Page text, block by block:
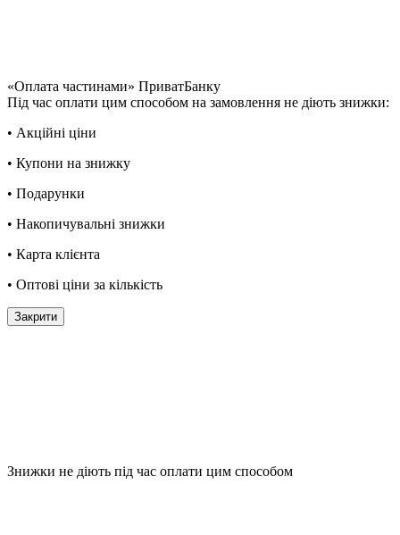
«Оплата частинами» ПриватБанку
Під час оплати цим способом на замовлення не діють знижки:
• Акційні ціни
• Купони на знижку
• Подарунки
• Накопичувальні знижки
• Карта клієнта
• Оптові ціни за кількість
Закрити
Знижки не діють під час оплати цим способом